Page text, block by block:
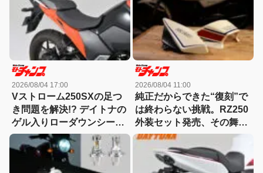
2026/08/04 17:00
Vストローム250SXの足つ
き問題を解決!? デイトナの
ゲル入りローダウンシート
が気になる！
2026/08/04 11:00
純正だからできた“復刻”で
は終わらない挑戦。RZ250
外装セット発売、その舞台
裏とは?